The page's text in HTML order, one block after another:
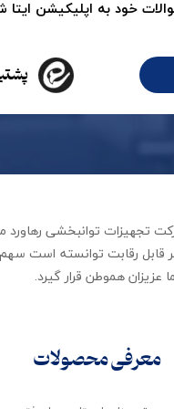
خود به اپلیکیشن ایتا
قابل رقابت توانسته است
عزیزان هموطن قرار گیرد​​​​​​​.
معرفی محصولات